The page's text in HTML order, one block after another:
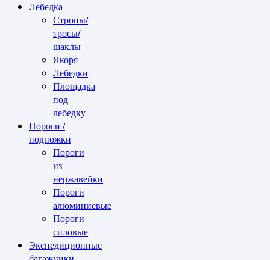
Лебедка
Стропы/
тросы/
шаклы
Якоря
Лебедки
Площадка
под
лебедку
Пороги /
подножки
Пороги
из
нержавейки
Пороги
алюминиевые
Пороги
силовые
Экспедиционные